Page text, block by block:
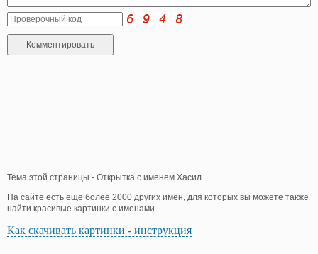
Тема этой страницы - Открытка с именем Хасил.
На сайте есть еще более 2000 других имен, для которых вы можете также
найти красивые картинки с именами.
Как скачивать картинки - инструкция